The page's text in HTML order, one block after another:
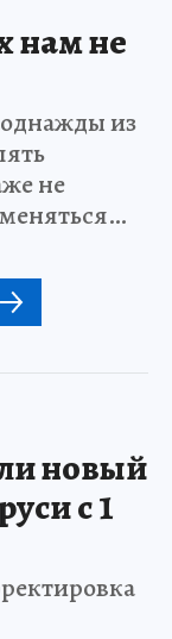
нам не
из
не
новый
с 1